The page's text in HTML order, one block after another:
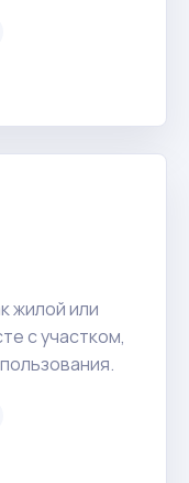
жилой или
с участком,